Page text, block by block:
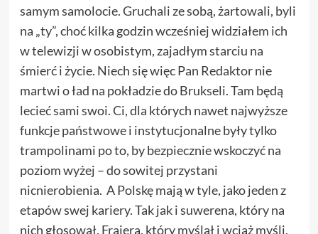
samym samolocie. Gruchali ze sobą, żartowali, byli
na „ty”, choć kilka godzin wcześniej widziałem ich
w telewizji w osobistym, zajadłym starciu na
śmierć i życie. Niech się więc Pan Redaktor nie
martwi o ład na pokładzie do Brukseli. Tam będą
lecieć sami swoi. Ci, dla których nawet najwyższe
funkcje państwowe i instytucjonalne były tylko
trampolinami po to, by bezpiecznie wskoczyć na
poziom wyżej – do sowitej przystani
nicnierobienia. A Polskę mają w tyle, jako jeden z
etapów swej kariery. Tak jak i suwerena, który na
nich głosował. Frajera, który myślał i wciąż myśli,